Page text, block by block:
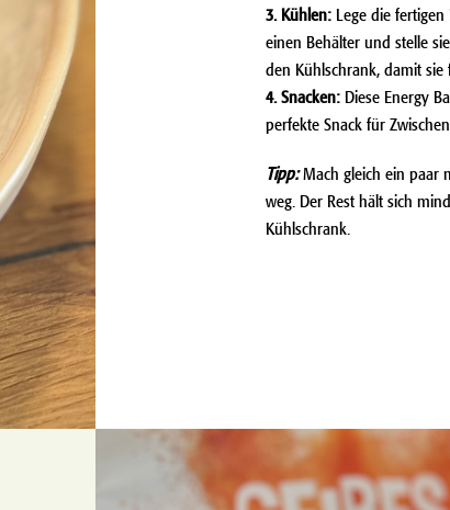
3. Kühlen: Lege die fertigen
einen Behälter und stelle
den Kühlschrank, damit sie
4. Snacken: Diese Energy
perfekte Snack für
Tipp:Mach gleich ein paar
weg. Der Rest hält sich
Kühlschrank.